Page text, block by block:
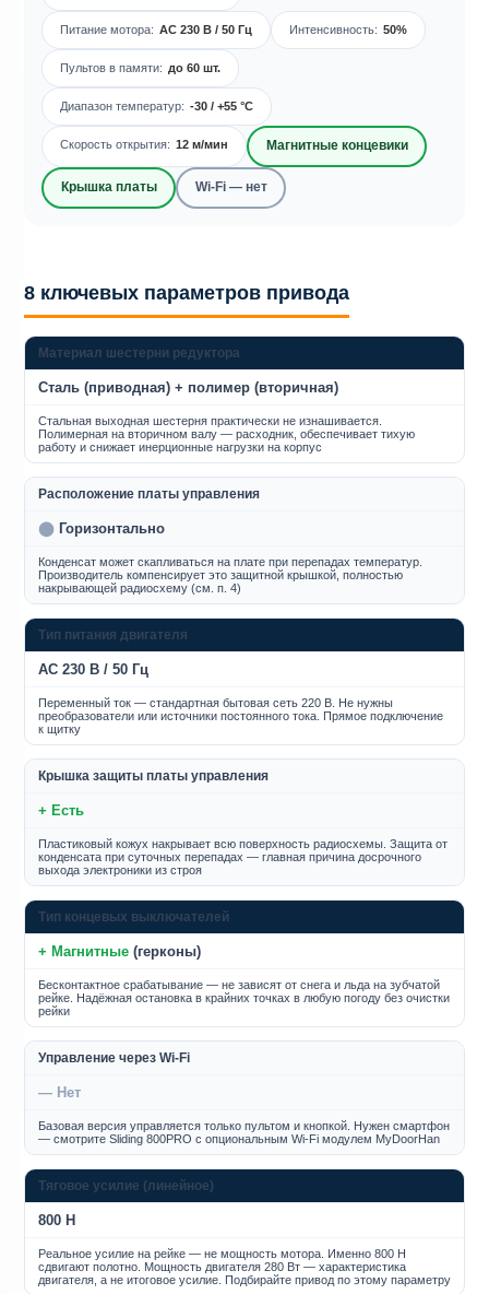
Питание мотора: AC 230 В / 50 Гц Интенсивность: 50%
Пультов в памяти: до 60 шт.
Диапазон температур: -30 / +55 °C
Скорость открытия: 12 м/мин Магнитные концевики
Крышка платы Wi-Fi — нет
8 ключевых параметров привода
Материал шестерни редуктора
Сталь (приводная) + полимер (вторичная)
Стальная выходная шестерня практически не изнашивается.
Полимерная на вторичном валу — расходник, обеспечивает тихую
работу и снижает инерционные нагрузки на корпус
Расположение платы управления
⬤ Горизонтально
Конденсат может скапливаться на плате при перепадах температур.
Производитель компенсирует это защитной крышкой, полностью
накрывающей радиосхему (см. п. 4)
Тип питания двигателя
AC 230 В / 50 Гц
Переменный ток — стандартная бытовая сеть 220 В. Не нужны
преобразователи или источники постоянного тока. Прямое подключение
к щитку
Крышка защиты платы управления
+ Есть
Пластиковый кожух накрывает всю поверхность радиосхемы. Защита от
конденсата при суточных перепадах — главная причина досрочного
выхода электроники из строя
Тип концевых выключателей
+ Магнитные (герконы)
Бесконтактное срабатывание — не зависят от снега и льда на зубчатой
рейке. Надёжная остановка в крайних точках в любую погоду без очистки
рейки
Управление через Wi-Fi
— Нет
Базовая версия управляется только пультом и кнопкой. Нужен смартфон
— смотрите Sliding 800PRO с опциональным Wi-Fi модулем MyDoorHan
Тяговое усилие (линейное)
800 Н
Реальное усилие на рейке — не мощность мотора. Именно 800 Н
сдвигают полотно. Мощность двигателя 280 Вт — характеристика
двигателя, а не итоговое усилие. Подбирайте привод по этому параметру